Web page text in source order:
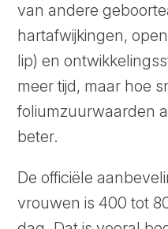
van andere
hartafwijkingen,
lip) en
meer tijd, maar hoe
foliumzuurwaarden
beter.
De officiële
vrouwen is 400 tot